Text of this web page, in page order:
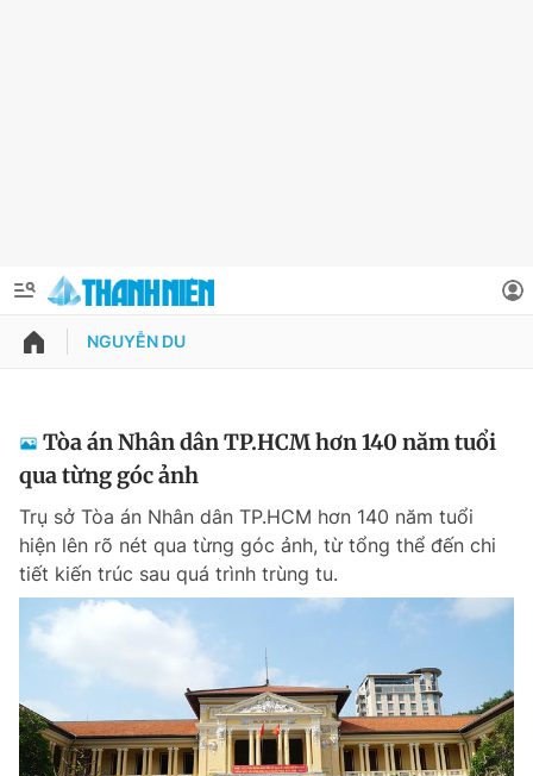
QUẢNG CÁO
Chuyên mục khác
Chào ngày mới Tin 24h
Tin thị trường Tin 360
Video Magazine
Thông tin tài khoản
Đổi mật khẩu
Tin đã lưu
Tin đã xem
NGUYỄN DU
Tòa án Nhân dân TP.HCM hơn 140 năm tuổi
qua từng góc ảnh
Trụ sở Tòa án Nhân dân TP.HCM hơn 140 năm tuổi
hiện lên rõ nét qua từng góc ảnh, từ tổng thể đến chi
tiết kiến trúc sau quá trình trùng tu.